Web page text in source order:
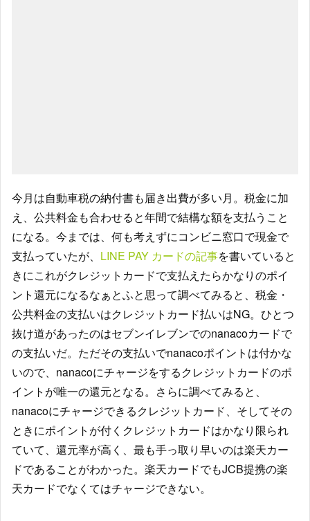
今月は自動車税の納付書も届き出費が多い月。税金に加
え、公共料金も合わせると年間で結構な額を支払うこと
になる。今までは、何も考えずにコンビニ窓口で現金で
支払っていたが、 LINE PAY カードの記事を書いていると
きにこれがクレジットカードで支払えたらかなりのポイ
ント還元になるなぁとふと思って調べてみると、税金・
公共料金の支払いはクレジットカード払いはNG。ひとつ
抜け道があったのはセブンイレブンでのnanacoカードで
の支払いだ。ただその支払いでnanacoポイントは付かな
いので、nanacoにチャージをするクレジットカードのポ
イントが唯一の還元となる。さらに調べてみると、
nanacoにチャージできるクレジットカード、そしてその
ときにポイントが付くクレジットカードはかなり限られ
ていて、還元率が高く、最も手っ取り早いのは楽天カー
ドであることがわかった。楽天カードでもJCB提携の楽
天カードでなくてはチャージできない。